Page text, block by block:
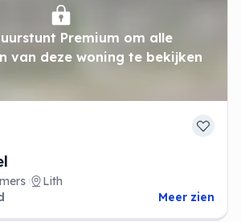
Premium om alle
van deze woning te bekijken
Lith
Meer zien